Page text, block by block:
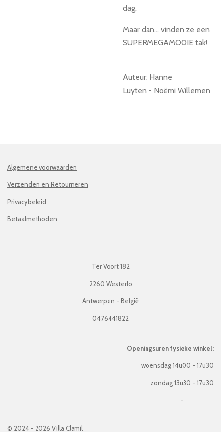
dag.
Maar dan… vinden ze een
SUPERMEGAMOOIE tak!
Auteur: Hanne
Luyten - Noëmi Willemen
Algemene voorwaarden
Verzenden en Retourneren
Privacybeleid
Betaalmethoden
Ter Voort 182
2260 Westerlo
Antwerpen - België
0476441822
Openingsuren fysieke winkel:
woensdag 14u00 - 17u30
zondag 13u30 - 17u30
-
© 2024 - 2026 Villa Clamil